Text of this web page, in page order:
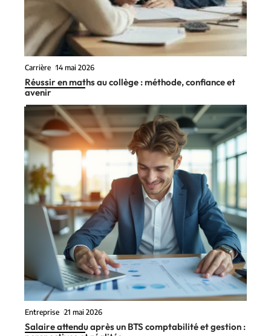
Carrière 14 mai 2026
Réussir en maths au collège : méthode, confiance et
avenir
Entreprise 21 mai 2026
Salaire attendu après un BTS comptabilité et gestion :